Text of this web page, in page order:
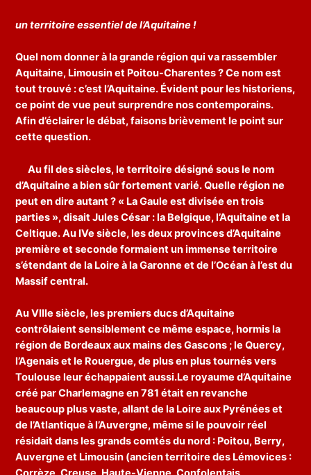
un territoire essentiel de l’Aquitaine !
Quel nom donner à la grande région qui va rassembler
Aquitaine, Limousin et Poitou-Charentes ? Ce nom est
tout trouvé : c’est l’Aquitaine. Évident pour les historiens,
ce point de vue peut surprendre nos contemporains.
Afin d’éclairer le débat, faisons brièvement le point sur
cette question.
Au fil des siècles, le territoire désigné sous le nom
d’Aquitaine a bien sûr fortement varié. Quelle région ne
peut en dire autant ? « La Gaule est divisée en trois
parties », disait Jules César : la Belgique, l’Aquitaine et la
Celtique. Au IVe siècle, les deux provinces d’Aquitaine
première et seconde formaient un immense territoire
s’étendant de la Loire à la Garonne et de l’Océan à l’est du
Massif central.
Au VIIIe siècle, les premiers ducs d’Aquitaine
contrôlaient sensiblement ce même espace, hormis la
région de Bordeaux aux mains des Gascons ; le Quercy,
l’Agenais et le Rouergue, de plus en plus tournés vers
Toulouse leur échappaient aussi.Le royaume d’Aquitaine
créé par Charlemagne en 781 était en revanche
beaucoup plus vaste, allant de la Loire aux Pyrénées et
de l’Atlantique à l’Auvergne, même si le pouvoir réel
résidait dans les grands comtés du nord : Poitou, Berry,
Auvergne et Limousin (ancien territoire des Lémovices :